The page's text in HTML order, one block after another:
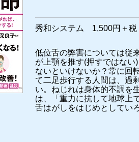
秀和システム 1,500円＋
低位舌の弊害については従
が上顎を推す(押すではな
ないといけないか？常に回
て二足歩行する人間は、過
い。ねじれは身体的不調を
は、「重力に抗して地球上
舌はがしをはじめとしてい